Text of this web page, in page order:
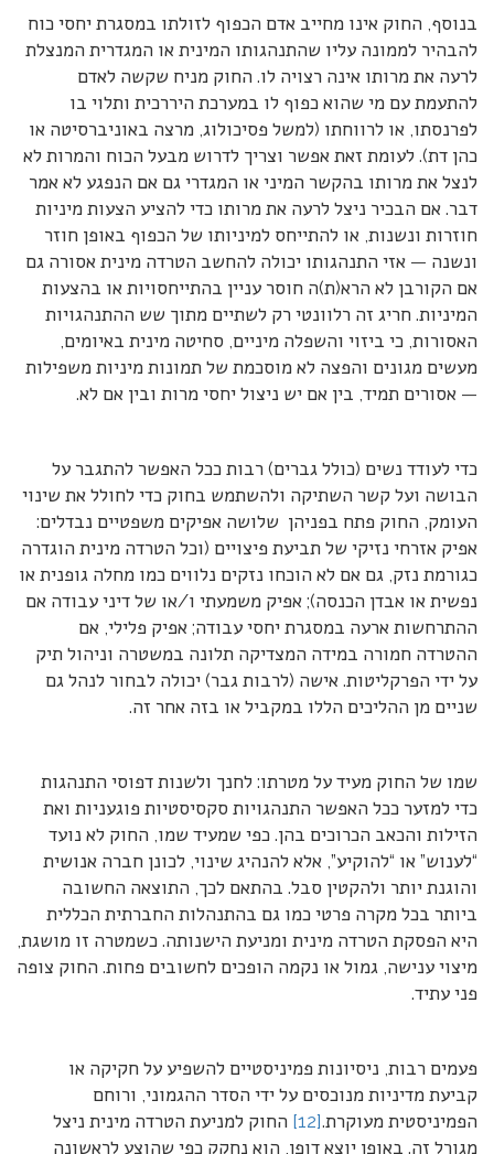
בנוסף, החוק אינו מחייב אדם הכפוף לזולתו במסגרת יחסי כוח
להבהיר לממונה עליו שהתנהגותו המינית או המגדרית המנצלת
לרעה את מרותו אינה רצויה לו. החוק מניח שקשה לאדם
להתעמת עם מי שהוא כפוף לו במערכת היררכית ותלוי בו
לפרנסתו, או לרווחתו (למשל פסיכולוג, מרצה באוניברסיטה או
כהן דת). לעומת זאת אפשר וצריך לדרוש מבעל הכוח והמרות לא
לנצל את מרותו בהקשר המיני או המגדרי גם אם הנפגע לא אמר
דבר. אם הבכיר ניצל לרעה את מרותו כדי להציע הצעות מיניות
חוזרות ונשנות, או להתייחס למיניותו של הכפוף באופן חוזר
ונשנה — אזי התנהגותו יכולה להחשב הטרדה מינית אסורה גם
אם הקורבן לא הרא(ת)ה חוסר עניין בהתייחסויות או בהצעות
המיניות. חריג זה רלוונטי רק לשתיים מתוך שש ההתנהגויות
האסורות, כי ביזוי והשפלה מיניים, סחיטה מינית באיומים,
מעשים מגונים והפצה לא מוסכמת של תמונות מיניות משפילות
— אסורים תמיד, בין אם יש ניצול יחסי מרות ובין אם לא.
כדי לעודד נשים (כולל גברים) רבות ככל האפשר להתגבר על
הבושה ועל קשר השתיקה ולהשתמש בחוק כדי לחולל את שינוי
העומק, החוק פתח בפניהן שלושה אפיקים משפטיים נבדלים:
אפיק אזרחי נזיקי של תביעת פיצויים (וכל הטרדה מינית הוגדרה
כגורמת נזק, גם אם לא הוכחו נזקים נלווים כמו מחלה גופנית או
נפשית או אבדן הכנסה); אפיק משמעתי ו/או של דיני עבודה אם
ההתרחשות ארעה במסגרת יחסי עבודה; אפיק פלילי, אם
ההטרדה חמורה במידה המצדיקה תלונה במשטרה וניהול תיק
על ידי הפרקליטות. אישה (לרבות גבר) יכולה לבחור לנהל גם
שניים מן ההליכים הללו במקביל או בזה אחר זה.
שמו של החוק מעיד על מטרתו: לחנך ולשנות דפוסי התנהגות
כדי למזער ככל האפשר התנהגויות סקסיסטיות פוגעניות ואת
הזילות והכאב הכרוכים בהן. כפי שמעיד שמו, החוק לא נועד
“לענוש” או “להוקיע”, אלא להנהיג שינוי, לכונן חברה אנושית
והוגנת יותר ולהקטין סבל. בהתאם לכך, התוצאה החשובה
ביותר בכל מקרה פרטי כמו גם בהתנהלות החברתית הכללית
היא הפסקת הטרדה מינית ומניעת הישנותה. כשמטרה זו מושגת,
מיצוי ענישה, גמול או נקמה הופכים לחשובים פחות. החוק צופה
פני עתיד.
פעמים רבות, ניסיונות פמיניסטיים להשפיע על חקיקה או
קביעת מדיניות מנוכסים על ידי הסדר ההגמוני, ורוחם
הפמיניסטית מעוקרת.[12]
החוק למניעת הטרדה מינית ניצל
מגורל זה. באופן יוצא דופן, הוא נחקק כפי שהוצע לראשונה